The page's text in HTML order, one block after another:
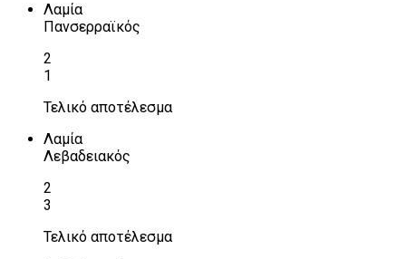
Λαμία
Πανσερραϊκός
2
1
Τελικό αποτέλεσμα
Λαμία
Λεβαδειακός
2
3
Τελικό αποτέλεσμα